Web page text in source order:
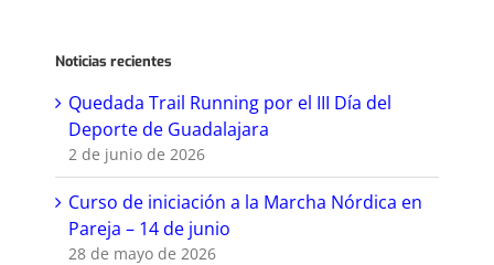
Noticias recientes
Quedada Trail Running por el III Día del
Deporte de Guadalajara
2 de junio de 2026
Curso de iniciación a la Marcha Nórdica en
Pareja – 14 de junio
28 de mayo de 2026